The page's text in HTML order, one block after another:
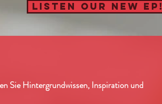
LISTEN OUR NEW EP!
Sie Hintergrundwissen, Inspiration und